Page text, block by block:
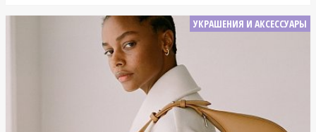
УКРАШЕНИЯ И АКСЕССУАРЫ